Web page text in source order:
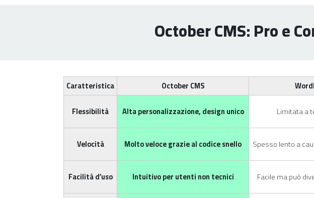
October CMS: Pro e
Caratteristica October CMS
Flessibilità
Alta personalizzazione, design unico Limitata a
Velocità
Molto veloce grazie al codice snello Spesso lento a
Facilità d’uso Intuitivo per utenti non tecnici Facile ma può